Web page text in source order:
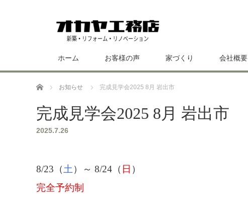
ホーム お客様の声 家づくり 会社概要
ホーム お知らせ 完成見学会2025 8月 岩出市
完成見学会2025 8月 岩出市
2025.7.26
8/23（ 土 ）～ 8/24（ 日 ）
完全予約制